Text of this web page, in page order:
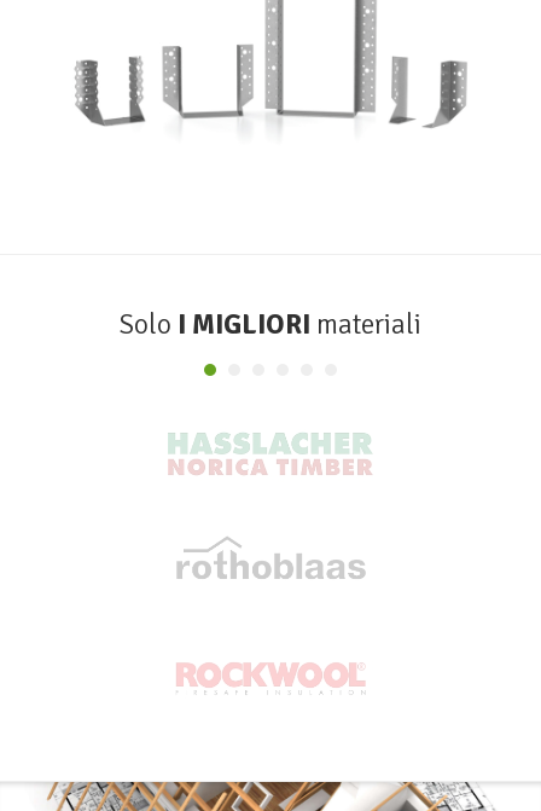
Scarpe metalliche BSA
ROTHOBLAAS
Solo I MIGLIORI materiali